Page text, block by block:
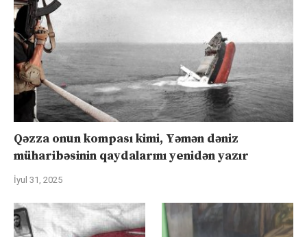
Qəzza onun kompası kimi, Yəmən dəniz
müharibəsinin qaydalarını yenidən yazır
İyul 31, 2025